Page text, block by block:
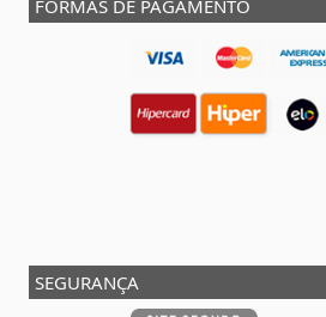
FORMAS DE PAGAMENTO
SEGURANÇA